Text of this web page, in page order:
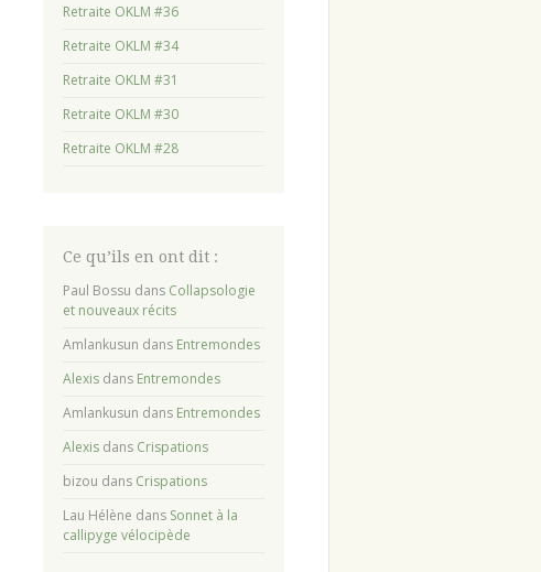
Retraite OKLM #36
Retraite OKLM #34
Retraite OKLM #31
Retraite OKLM #30
Retraite OKLM #28
Ce qu’ils en ont dit :
Paul Bossu dans Collapsologie
et nouveaux récits
Amlankusun dans Entremondes
Alexisdans Entremondes
Amlankusun dans Entremondes
Alexisdans Crispations
bizou dans Crispations
Lau Hélène dans Sonnet à la
callipyge vélocipède